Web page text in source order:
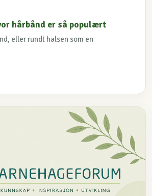
hårbånd er så populært
eller rundt halsen som en